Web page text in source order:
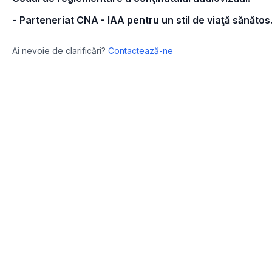
- Parteneriat CNA - IAA pentru un stil de viaţă sănătos.
Ai nevoie de clarificări? Contactează-ne